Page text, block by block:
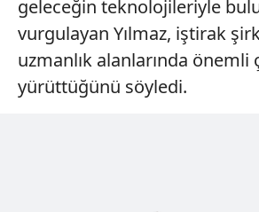
geleceğin teknolojileriyle
vurgulayan Yılmaz, iştirak
uzmanlık alanlarında önemli
yürüttüğünü söyledi.